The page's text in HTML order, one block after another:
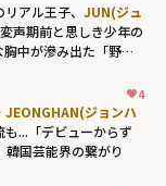
リアル王子、 JUN(ジュ
声期前と思しき少年の
中が滲み出た「野。
4
JEONGHAN(ジョンハ
も...「デビューからず
韓国芸能界の繋がり